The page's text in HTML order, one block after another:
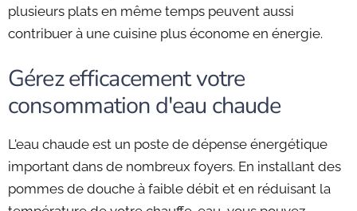
plusieurs plats en même temps peuvent aussi
contribuer à une cuisine plus économe en énergie.
Gérez efficacement votre
consommation d'eau chaude
L'eau chaude est un poste de dépense énergétique
important dans de nombreux foyers. En installant des
pommes de douche à faible débit et en réduisant la